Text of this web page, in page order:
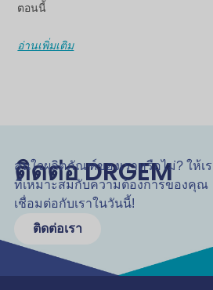
ตอนนี้
อ่านเพิ่มเติม
ติดต่อ DRGEM
สนใจผลิตภัณฑ์ของเราหรือไม่? ให้
ที่เหมาะสมกับความต้องการของคุณ
เชื่อมต่อกับเราในวันนี้!
ติดต่อเรา